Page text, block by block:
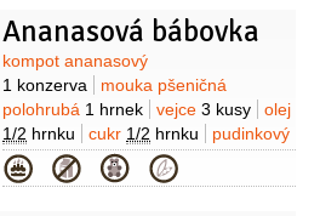
250 gramů
Ananasová bábovka
Suroviny
kompot ananasový
1 konzerva
mouka pšeničná
polohrubá 1 hrnek vejce 3 kusy
olej
1/2 hrnku cukr 1/2 hrnku
pudinkový
prášek2 balíčky (ananasový)
soda2 lžičky sůl tuk(na vymazání)
Kategorie